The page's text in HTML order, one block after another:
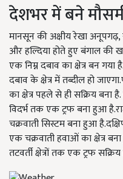
देशभर में बने
मानसून की अक्षीय रेखा अनूपगढ़,
और हल्दिया होते हुए बंगाल की
एक निम्न दबाव का क्षेत्र बन
दबाव के क्षेत्र में तब्दील हो
का क्षेत्र पहले से ही सक्रिय बना
विदर्भ तक एक ट्रफ बना हुआ
चक्रवाती सिस्टम बना हुआ
एक चक्रवाती हवाओं का क्षेत्र
तटवर्ती क्षेत्रों तक एक ट्रफ